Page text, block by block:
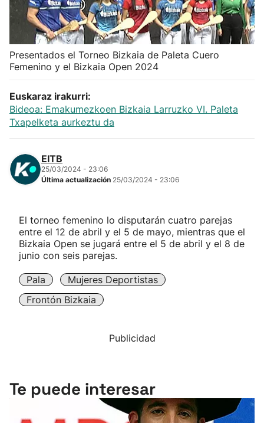
Balonmano
Kirolak 360
Atletismo
Carreras de montaña
"Helmuga"
Presentados el Torneo Bizkaia de Paleta Cuero
Femenino y el Bizkaia Open 2024
Euskaraz irakurri:
Bideoa: Emakumezkoen Bizkaia Larruzko VI. Paleta
Txapelketa aurkeztu da
EITB
25/03/2024 - 23:06
Última actualización 25/03/2024 - 23:06
El torneo femenino lo disputarán cuatro parejas
entre el 12 de abril y el 5 de mayo, mientras que el
Bizkaia Open se jugará entre el 5 de abril y el 8 de
junio con seis parejas.
Pala
Mujeres Deportistas
Frontón Bizkaia
Publicidad
Te puede interesar